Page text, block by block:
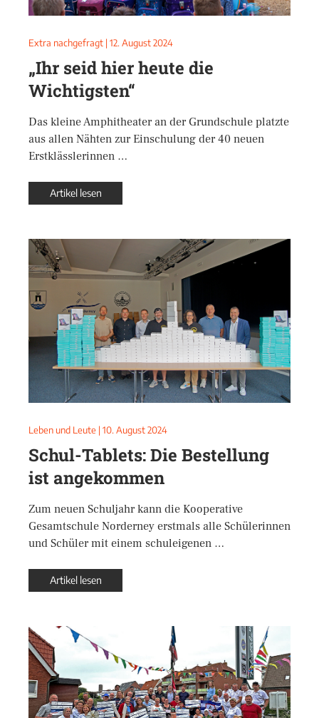
Extra nachgefragt | 12. August 2024
„Ihr seid hier heute die
Wichtigsten“
Das kleine Amphitheater an der Grundschule platzte
aus allen Nähten zur Einschulung der 40 neuen
Erstklässlerinnen …
Artikel lesen
Leben und Leute | 10. August 2024
Schul-Tablets: Die Bestellung
ist angekommen
Zum neuen Schuljahr kann die Kooperative
Gesamtschule Norderney erstmals alle Schülerinnen
und Schüler mit einem schuleigenen …
Artikel lesen